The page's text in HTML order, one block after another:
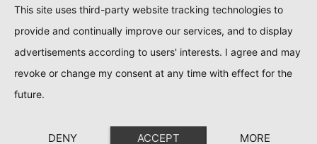
This site uses third-party website tracking technologies to
provide and continually improve our services, and to display
advertisements according to users' interests. I agree and may
revoke or change my consent at any time with effect for the
future.
DENY ACCEPT MORE